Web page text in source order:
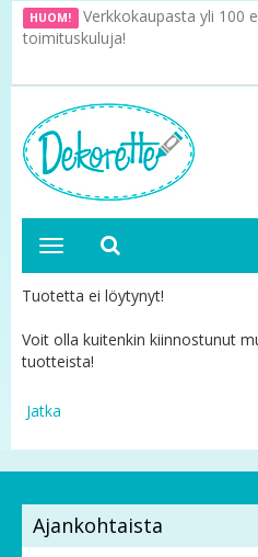
HUOM! Verkkokaupasta yli 100
toimituskuluja!
Tuotetta ei löytynyt!
Voit olla kuitenkin kiinnostunut
tuotteista!
Jatka
Ajankohtaista